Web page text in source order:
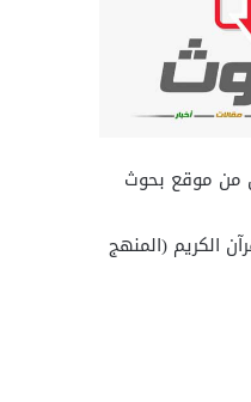
من موقع بحوث
الكريم (المنهج